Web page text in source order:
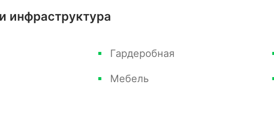
видами.
инфраструктура
Гардеробная
Мебель